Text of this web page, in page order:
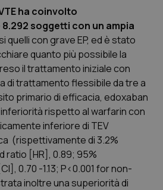
ha coinvolto
soggetti con un ampia
quelli con grave EP, ed è stato
quanto più possibile la
il trattamento iniziale con
di trattamento flessibile da tre a
primario di efficacia, edoxaban
rispetto al warfarin con
inferiore di TEV
(rispettivamente di 3.2%
ratio [HR], 0.89; 95%
0.70 -1.13; P<0.001 for non-
inoltre una superiorità di